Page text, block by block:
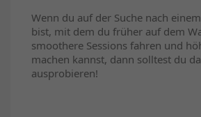
Wenn du auf der Suche nach
bist, mit dem du früher auf dem
smoothere Sessions fahren und
machen kannst, dann solltest du
ausprobieren!